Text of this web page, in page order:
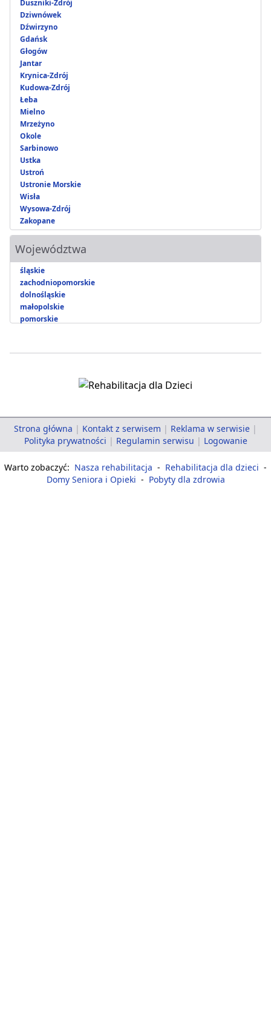
Duszniki-Zdrój
Dziwnówek
Dźwirzyno
Gdańsk
Głogów
Jantar
Krynica-Zdrój
Kudowa-Zdrój
Łeba
Mielno
Mrzeżyno
Okole
Sarbinowo
Ustka
Ustroń
Ustronie Morskie
Wisła
Wysowa-Zdrój
Zakopane
Województwa
śląskie
zachodniopomorskie
dolnośląskie
małopolskie
pomorskie
Strona główna | Kontakt z serwisem | Reklama w serwisie |
Polityka prywatności | Regulamin serwisu | Logowanie
Warto zobaczyć: Nasza rehabilitacja - Rehabilitacja dla dzieci -
Domy Seniora i Opieki - Pobyty dla zdrowia